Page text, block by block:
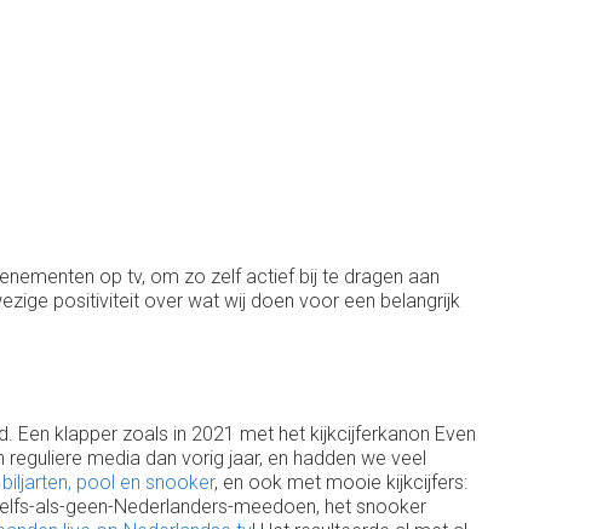
op tv, om zo zelf actief bij te dragen aan
positiviteit over wat wij doen voor een belangrijk
klapper zoals in 2021 met het kijkcijferkanon Even
media dan vorig jaar, en hadden we veel
pool en snooker, en ook met mooie kijkcijfers:
als-geen-Nederlanders-meedoen, het snooker